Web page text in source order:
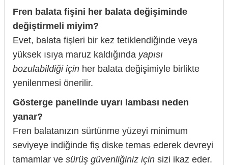
Fren balata fişini her balata değişiminde
değiştirmeli miyim?
Evet, balata fişleri bir kez tetiklendiğinde veya
yüksek ısıya maruz kaldığında yapısı
bozulabildiği için her balata değişimiyle birlikte
yenilenmesi önerilir.
Gösterge panelinde uyarı lambası neden
yanar?
Fren balatanızın sürtünme yüzeyi minimum
seviyeye indiğinde fiş diske temas ederek devreyi
tamamlar ve sürüş güvenliğiniz için sizi ikaz eder.